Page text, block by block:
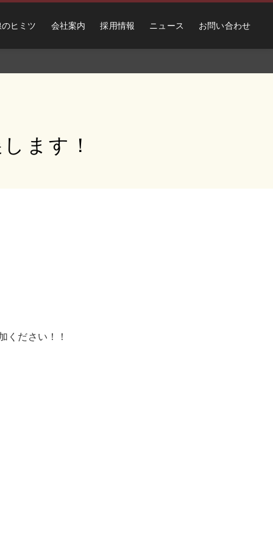
ヒミツ 会社案内 採用情報 ニュース お問い合わせ
ます！
ください！！